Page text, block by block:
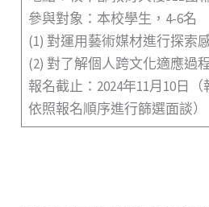
參與對象：本校學生，4-6名
(1) 對運用藝術媒材進行探索
(2) 對了解個人跨文化適應過
報名截止：2024年11月10日
依照報名順序進行篩選面談）